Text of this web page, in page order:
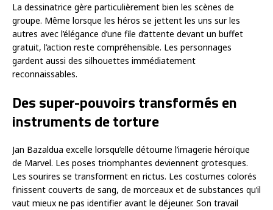
La dessinatrice gère particulièrement bien les scènes de
groupe. Même lorsque les héros se jettent les uns sur les
autres avec l’élégance d’une file d’attente devant un buffet
gratuit, l’action reste compréhensible. Les personnages
gardent aussi des silhouettes immédiatement
reconnaissables.
Des super-pouvoirs transformés en
instruments de torture
Jan Bazaldua excelle lorsqu’elle détourne l’imagerie héroïque
de Marvel. Les poses triomphantes deviennent grotesques.
Les sourires se transforment en rictus. Les costumes colorés
finissent couverts de sang, de morceaux et de substances qu’il
vaut mieux ne pas identifier avant le déjeuner. Son travail